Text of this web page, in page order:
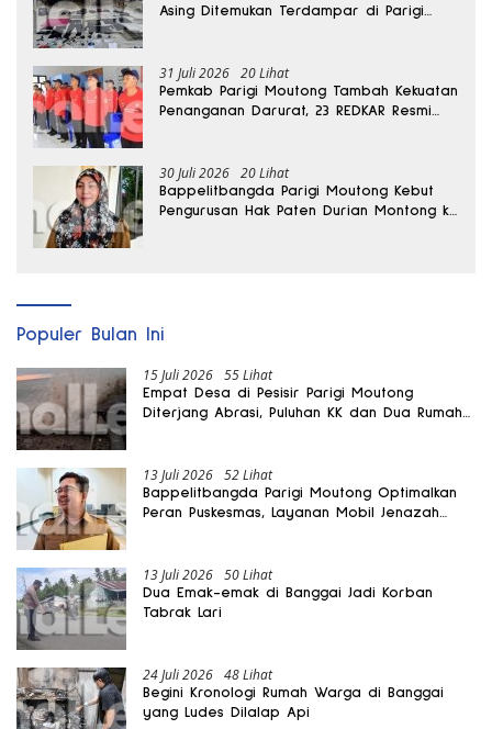
Asing Ditemukan Terdampar di Parigi
31 Juli 2026 20 Lihat
Pemkab Parigi Moutong Tambah Kekuatan
Penanganan Darurat, 23 REDKAR Resmi
30 Juli 2026 20 Lihat
Bappelitbangda Parigi Moutong Kebut
Pengurusan Hak Paten Durian Montong ke
Populer Bulan Ini
15 Juli 2026 55 Lihat
Empat Desa di Pesisir Parigi Moutong
Diterjang Abrasi, Puluhan KK dan Dua Rumah
13 Juli 2026 52 Lihat
Bappelitbangda Parigi Moutong Optimalkan
Peran Puskesmas, Layanan Mobil Jenazah
13 Juli 2026 50 Lihat
Dua Emak-emak di Banggai Jadi Korban
Tabrak Lari
24 Juli 2026 48 Lihat
Begini Kronologi Rumah Warga di Banggai
yang Ludes Dilalap Api